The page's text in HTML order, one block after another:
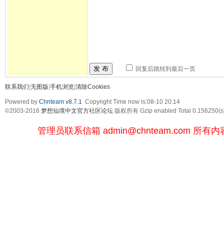
发 布 回复后跳转到最后一页
联系我们 无图版 手机浏览 清除Cookies
Powered by Chnteam v8.7.1 Copyright Time now is:08-10 20:14
©2003-2016 梦想仙境中文官方社区论坛 版权所有 Gzip enabled Total
管理员联系信箱 admin@chnteam.com 所有内